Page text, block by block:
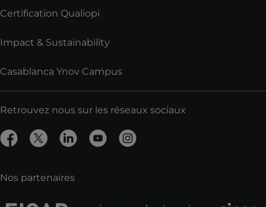
Certification Qualiopi
Impact & Sustainability
Casablanca Ynov Campus
Retrouvez nous sur les réseaux sociaux
Nos partenaires